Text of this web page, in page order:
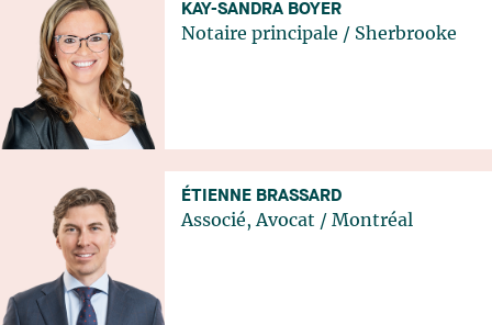
KAY-SANDRA BOYER
Notaire principale / Sherbrooke
ÉTIENNE BRASSARD
Associé, Avocat / Montréal